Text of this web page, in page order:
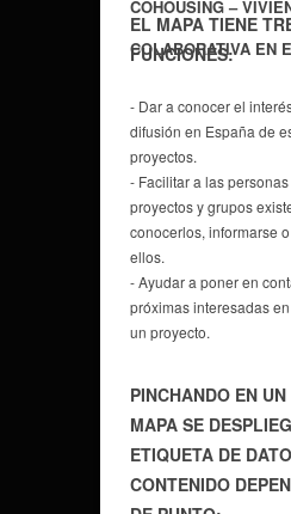
COHOUSING –
COLABORATIVA EN
EL MAPA TIENE
FUNCIONES:
- Dar a conocer el
difusión en España de
proyectos.
- Facilitar a las
proyectos y grupos
conocerlos, informarse
ellos.
- Ayudar a poner en
próximas interesadas
un proyecto.
PINCHANDO EN
MAPA SE
ETIQUETA DE
CONTENIDO